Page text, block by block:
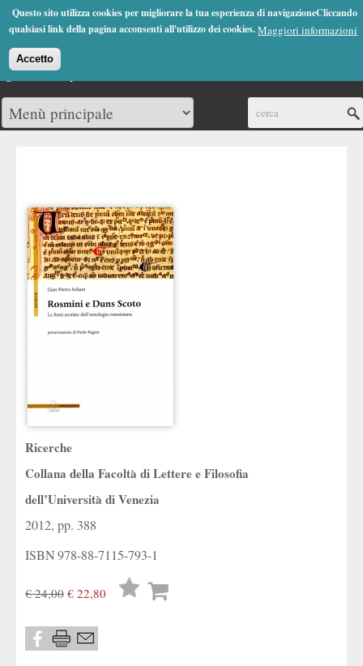
Questo sito utilizza cookies per migliorare la tua esperienza di navigazioneCliccando
qualsiasi link della pagina acconsenti all'utilizzo dei cookies.Maggiori informazioni
Accetto
Jump to Navigation
(0)
Ricerche
Collana della Facoltà di Lettere e Filosofia
dell’Università di Venezia
2012, pp. 388
ISBN978-88-7115-793-1
€ 24,00 € 22,80
Lista